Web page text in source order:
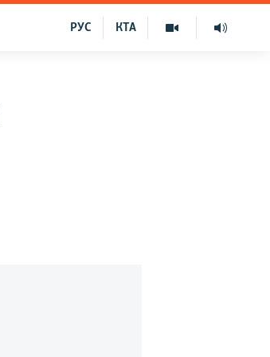
КТА
РУС